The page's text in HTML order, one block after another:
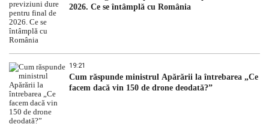
2026. Ce se întâmplă cu România
19:21
Cum răspunde ministrul Apărării la întrebarea „Ce
facem dacă vin 150 de drone deodată?”